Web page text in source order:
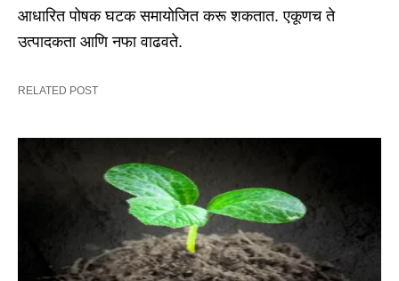
आधारित पोषक घटक समायोजित करू शकतात. एकूणच ते
उत्पादकता आणि नफा वाढवते.
RELATED POST